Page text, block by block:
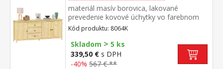
materiál masív borovica, lakované
prevedenie kovové úchytky vo farebnom
prevedení černená mosadz 3 zásuvky s
kovovými pojazdmi, 3 plné dvere, 2 police
maximálne nosnosti uvedené v návode na
montáž
Kód produktu: 8064K
Skladom > 5 ks
339,50 € s DPH
-40% 567 € **